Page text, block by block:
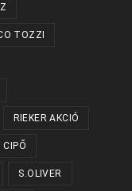
TOZZI
RIEKER AKCIÓ
CIPŐ
S.OLIVER